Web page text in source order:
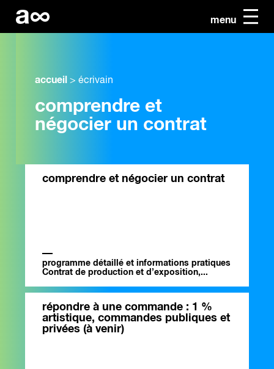
menu
accueil > écrivain
comprendre et
négocier un contrat
comprendre et négocier un contrat
programme détaillé et informations pratiques
Contrat de production et d’exposition,...
répondre à une commande : 1 %
artistique, commandes publiques et
privées (à venir)